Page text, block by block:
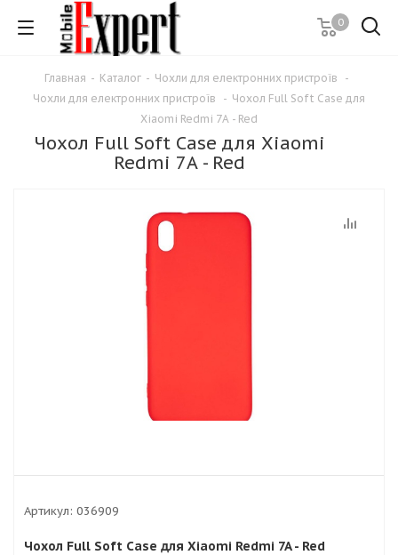
0
Главная - Каталог - Чохли для електронних пристроїв
-
Чохли для електронних пристроїв
- Чохол Full Soft Case для
Xiaomi Redmi 7A - Red
Чохол Full Soft Case для Xiaomi
Redmi 7A - Red
Артикул: 036909
Чохол Full Soft Case для Xiaomi Redmi 7A - Red